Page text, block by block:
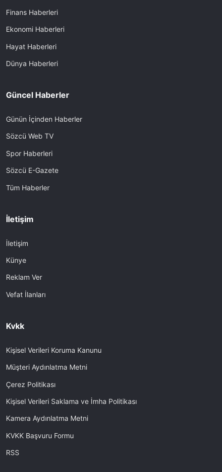
Finans Haberleri
Ekonomi Haberleri
Hayat Haberleri
Dünya Haberleri
Güncel Haberler
Günün İçinden Haberler
Sözcü Web TV
Spor Haberleri
Sözcü E-Gazete
Tüm Haberler
İletişim
İletişim
Künye
Reklam Ver
Vefat İlanları
Kvkk
Kişisel Verileri Koruma Kanunu
Müşteri Aydınlatma Metni
Çerez Politikası
Kişisel Verileri Saklama ve İmha Politikası
Kamera Aydınlatma Metni
KVKK Başvuru Formu
RSS